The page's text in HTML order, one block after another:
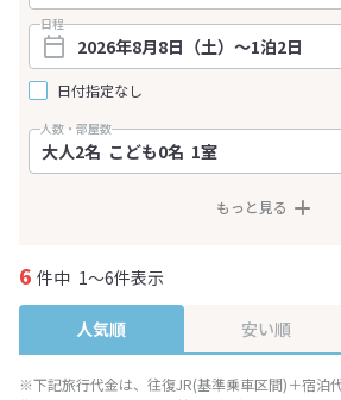
日程
日付指定なし
人数・部屋数
もっと見る
6 件中 1～6件表示
人気順 安い順
※下記旅行代金は、往復JR(基準乗車区間)＋宿泊代